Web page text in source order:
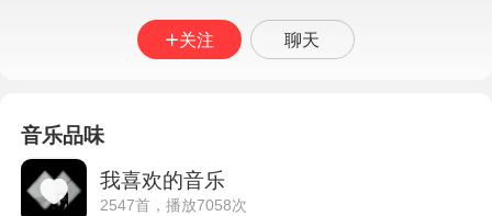
关注 聊天
音乐品味
我喜欢的音乐
2547首，播放7058次